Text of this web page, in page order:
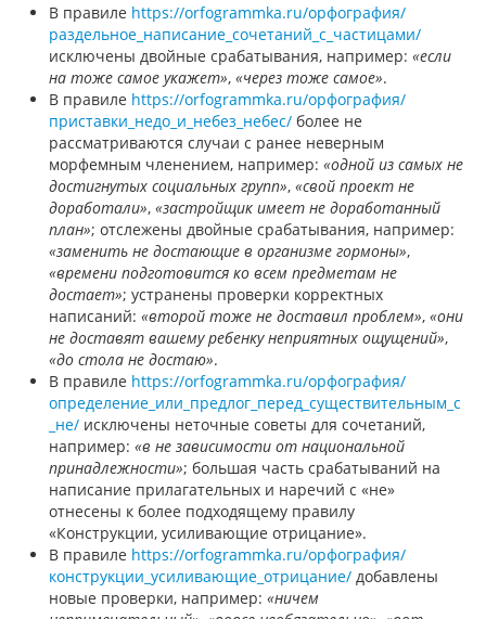
В правиле https://orfogrammka.ru/орфография/
раздельное_написание_сочетаний_с_частицами/
исключены двойные срабатывания, например: «если
на тоже самое укажет», «через тоже самое».
В правиле https://orfogrammka.ru/орфография/
приставки_недо_и_небез_небес/ более не
рассматриваются случаи с ранее неверным
морфемным членением, например: «одной из самых не
достигнутых социальных групп», «свой проект не
доработали», «застройщик имеет не доработанный
план»; отслежены двойные срабатывания, например:
«заменить не достающие в организме гормоны»,
«времени подготовится ко всем предметам не
достает»; устранены проверки корректных
написаний: «второй тоже не доставил проблем», «они
не доставят вашему ребенку неприятных ощущений»,
«до стола не достаю».
В правиле https://orfogrammka.ru/орфография/
определение_или_предлог_перед_существительным_с
_не/ исключены неточные советы для сочетаний,
например: «в не зависимости от национальной
принадлежности»; большая часть срабатываний на
написание прилагательных и наречий с «не»
отнесены к более подходящему правилу
«Конструкции, усиливающие отрицание».
В правиле https://orfogrammka.ru/орфография/
конструкции_усиливающие_отрицание/ добавлены
новые проверки, например: «ничем